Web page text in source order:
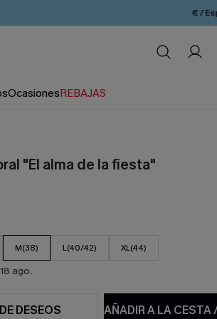
€ /
OcasionesREBAJAS
"El alma de la fiesta"
M(38) L(40/42) XL(44)
ago.
AÑADIR A LA CESTA
DESEOS